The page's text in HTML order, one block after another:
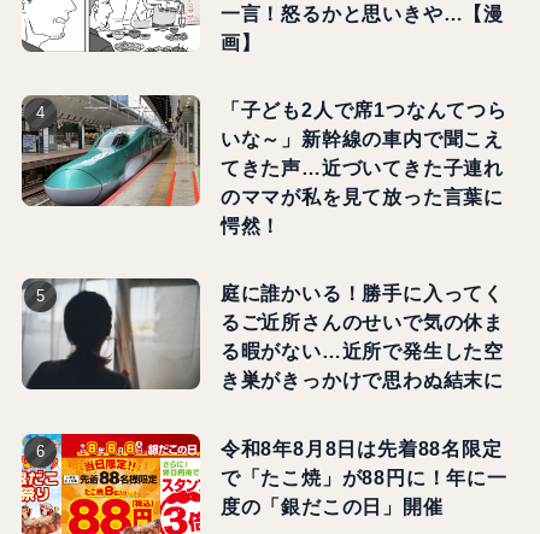
一言！怒るかと思いきや…【漫
画】
「子ども2人で席1つなんてつら
いな～」新幹線の車内で聞こえ
てきた声…近づいてきた子連れ
のママが私を見て放った言葉に
愕然！
庭に誰かいる！勝手に入ってく
るご近所さんのせいで気の休ま
る暇がない…近所で発生した空
き巣がきっかけで思わぬ結末に
令和8年8月8日は先着88名限定
で「たこ焼」が88円に！年に一
度の「銀だこの日」開催